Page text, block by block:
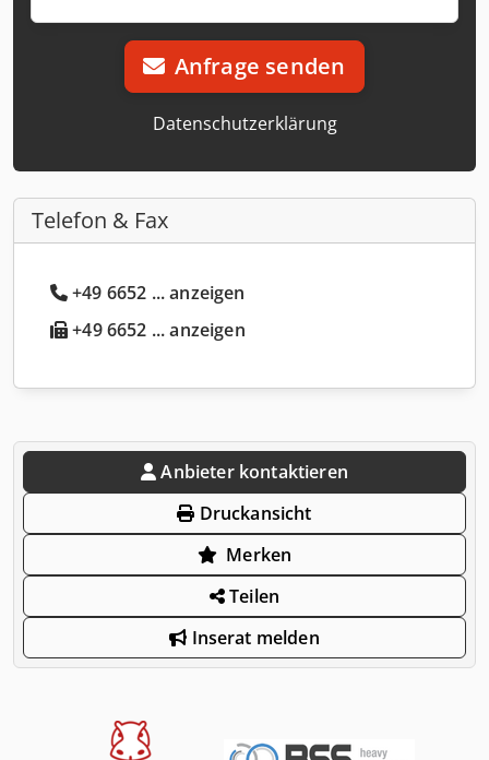
Anfrage senden
Datenschutzerklärung
Telefon & Fax
+49 6652 ... anzeigen
+49 6652 ... anzeigen
Anbieter kontaktieren
Druckansicht
Merken
Teilen
Inserat melden